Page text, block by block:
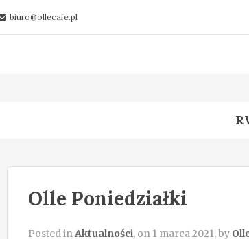
biuro@ollecafe.pl
Olle Poniedziałki
Posted inAktualności, on 1 marca 2021, by